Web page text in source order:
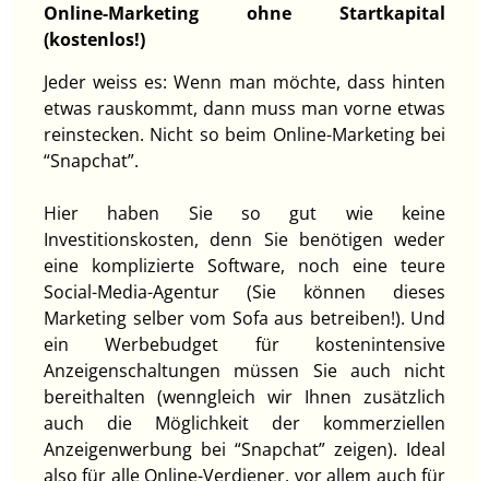
Online-Marketing ohne Startkapital
(kostenlos!)
Jeder weiss es: Wenn man möchte, dass hinten
etwas rauskommt, dann muss man vorne etwas
reinstecken. Nicht so beim Online-Marketing bei
“Snapchat”.
Hier haben Sie so gut wie keine
Investitionskosten, denn Sie benötigen weder
eine komplizierte Software, noch eine teure
Social-Media-Agentur (Sie können dieses
Marketing selber vom Sofa aus betreiben!). Und
ein Werbebudget für kostenintensive
Anzeigenschaltungen müssen Sie auch nicht
bereithalten (wenngleich wir Ihnen zusätzlich
auch die Möglichkeit der kommerziellen
Anzeigenwerbung bei “Snapchat” zeigen). Ideal
also für alle Online-Verdiener, vor allem auch für